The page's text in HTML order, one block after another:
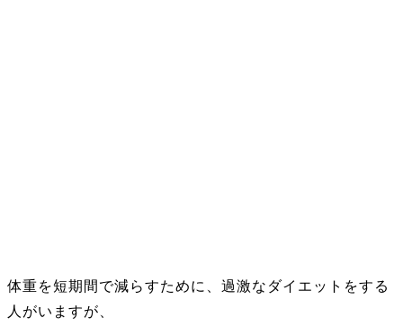
体重を短期間で減らすために、過激なダイエットをする
人がいますが、